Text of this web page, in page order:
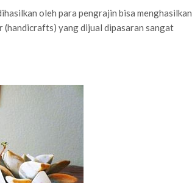
oleh para pengrajin bisa menghasilkan
(handicrafts) yang dijual dipasaran sangat